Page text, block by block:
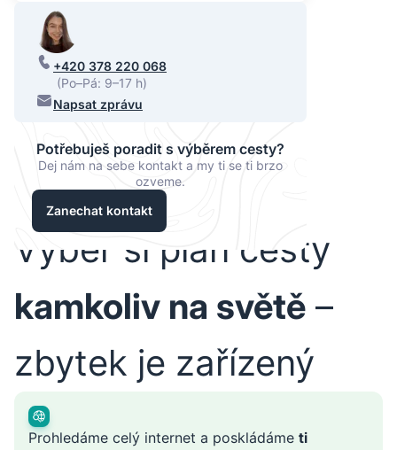
+420 378 220 068
(Po–Pá: 9–17 h)
Napsat zprávu
Potřebuješ poradit s výběrem cesty?
Dej nám na sebe kontakt a my ti se ti brzo
ozveme.
Zanechat kontakt
Vyber si plán cesty
kamkoliv na světě –
zbytek je zařízený
Prohledáme celý internet a poskládáme ti